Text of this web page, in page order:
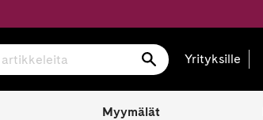
Hae Yrityksille
Myymälät